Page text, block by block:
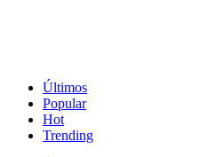
Últimos
Popular
Hot
Trending